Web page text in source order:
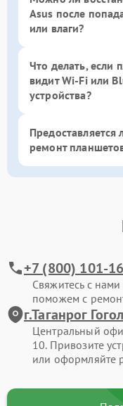
Asus после
или влаги?
Что делать, если
видит Wi-Fi или
устройства?
Предоставляется
ремонт
+7 (800) 101-
Свяжитесь с
поможем с
г.Таганрог
Центральный
10. Привозите
или оформляйте